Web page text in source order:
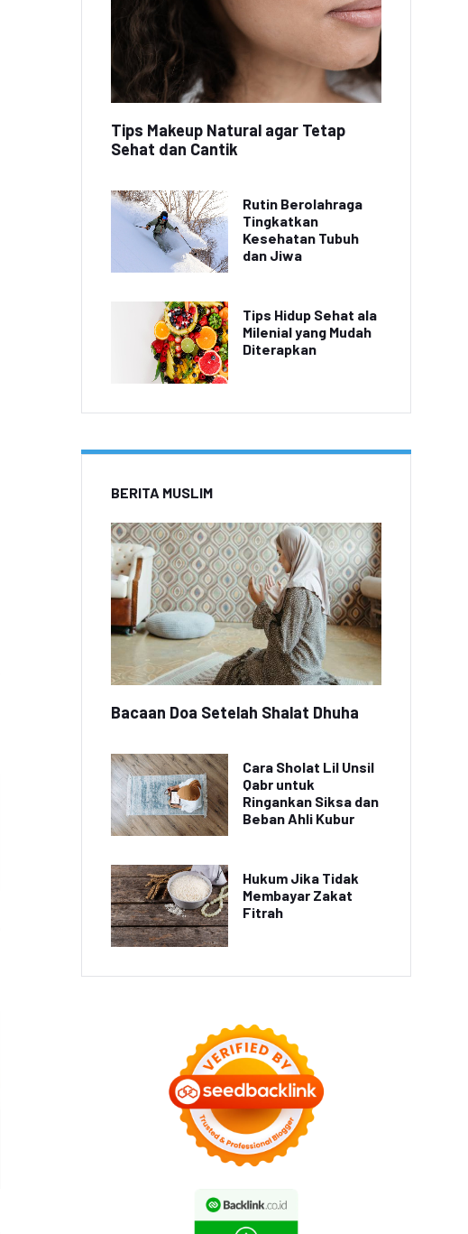
Video Viral: Turis
Beruntung Berfoto
dengan Komodo di Pulau
Video Viral Wisatawan
Berenang dengan Hiu di
Tips Makeup Natural agar Tetap
Sehat dan Cantik
Rutin Berolahraga
Tingkatkan
Kesehatan Tubuh
dan Jiwa
Tips Hidup Sehat ala
Milenial yang Mudah
Diterapkan
BERITA MUSLIM
Bacaan Doa Setelah Shalat Dhuha
Cara Sholat Lil Unsil
Qabr untuk
Ringankan Siksa dan
Beban Ahli Kubur
Hukum Jika Tidak
Membayar Zakat
Fitrah